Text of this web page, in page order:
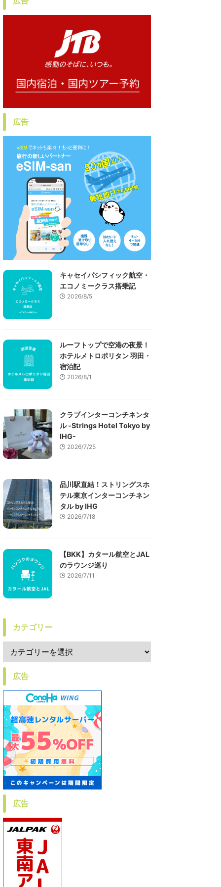
広告
キャセイパシフィック航空・
エコノミークラス搭乗記
2026/8/5
ルーフトップで空港の夜景！
ホテルメトロポリタン 羽田・
宿泊記
2026/8/1
クラブインターコンチネンタ
ル -Strings Hotel Tokyo by
IHG-
2026/7/25
品川駅直結！ストリングスホ
テル東京インターコンチネン
タル by IHG
2026/7/18
【BKK】カタール航空とJAL
のラウンジ巡り
2026/7/11
カテゴリー
広告
広告